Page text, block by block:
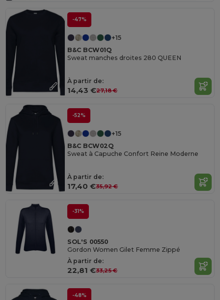
-47%
+15
B&C BCW01Q
Sweat manches droites 280 QUEEN
À partir de:
14,43 €27,18 €
-52%
+15
B&C BCW02Q
Sweat à Capuche Confort Reine Moderne
À partir de:
17,40 €35,92 €
-31%
SOL'S 00550
Gordon Women Gilet Femme Zippé
À partir de:
22,81 €33,25 €
-48%